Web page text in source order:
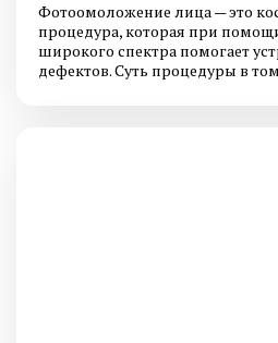
Фотоомоложение лица — это
процедура, которая при
широкого спектра помогает
дефектов. Суть процедуры в